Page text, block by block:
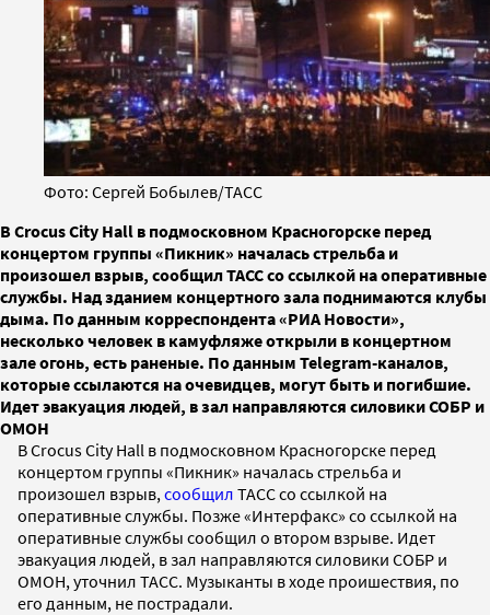
Фото: Сергей Бобылев/ТАСС
В Crocus City Hall в подмосковном Красногорске перед
концертом группы «Пикник» началась стрельба и
произошел взрыв, сообщил ТАСС со ссылкой на оперативные
службы. Над зданием концертного зала поднимаются клубы
дыма. По данным корреспондента «РИА Новости»,
несколько человек в камуфляже открыли в концертном
зале огонь, есть раненые. По данным Telegram-каналов,
которые ссылаются на очевидцев, могут быть и погибшие.
Идет эвакуация людей, в зал направляются силовики СОБР и
ОМОН
В Crocus City Hall в подмосковном Красногорске перед
концертом группы «Пикник» началась стрельба и
произошел взрыв, сообщил ТАСС со ссылкой на
оперативные службы. Позже «Интерфакс» со ссылкой на
оперативные службы сообщил о втором взрыве. Идет
эвакуация людей, в зал направляются силовики СОБР и
ОМОН, уточнил ТАСС. Музыканты в ходе проишествия, по
его данным, не пострадали.